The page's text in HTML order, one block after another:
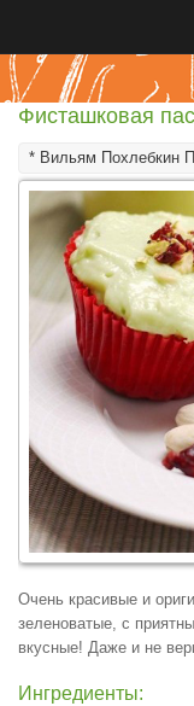
Фисташковая
* Вильям Похлебкин
Очень красивые и
зеленоватые, с
вкусные! Даже и не
Ингредиенты: